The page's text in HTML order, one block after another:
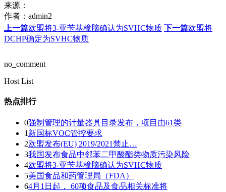
来源：
作者： admin2
上一篇欧盟将3-亚苄基樟脑确认为SVHC物质 下一篇欧盟将
DCHP确定为SVHC物质
no_comment
Host List
热点排行
0强制管理的计量器具目录发布，项目由61类
1 新国标VOC管控要求
2欧盟发布(EU) 2019/2021禁止…
3我国发布食品中邻苯二甲酸酯类物质污染风险
4欧盟将3-亚苄基樟脑确认为SVHC物质
5美国食品和药管理局（FDA）
64月1日起， 60项食品及食品相关标准将